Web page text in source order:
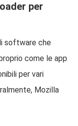
per
software che
come le app
per vari
Mozilla